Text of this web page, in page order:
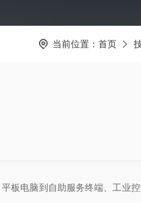
当前位置： 首页
电脑到自助服务终端、工业